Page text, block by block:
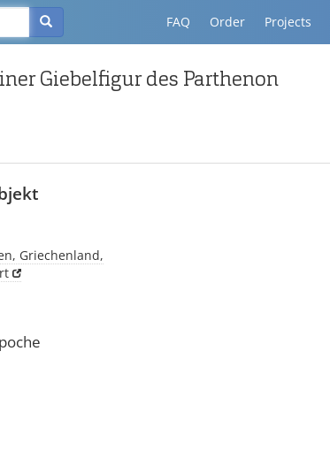
FAQ Order Projects
Giebelfigur des Parthenon
Griechenland,